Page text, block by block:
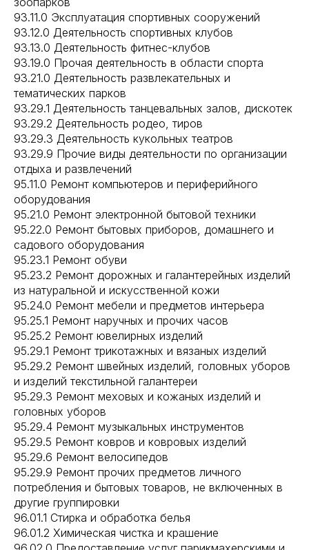
93.11.0 Эксплуатация спортивных сооружений
93.12.0 Деятельность спортивных клубов
93.13.0 Деятельность фитнес-клубов
93.19.0 Прочая деятельность в области спорта
93.21.0 Деятельность развлекательных и
тематических парков
93.29.1 Деятельность танцевальных залов, дискотек
93.29.2 Деятельность родео, тиров
93.29.3 Деятельность кукольных театров
93.29.9 Прочие виды деятельности по организации
отдыха и развлечений
95.11.0 Ремонт компьютеров и периферийного
оборудования
95.21.0 Ремонт электронной бытовой техники
95.22.0 Ремонт бытовых приборов, домашнего и
садового оборудования
95.23.1 Ремонт обуви
95.23.2 Ремонт дорожных и галантерейных изделий
из натуральной и искусственной кожи
95.24.0 Ремонт мебели и предметов интерьера
95.25.1 Ремонт наручных и прочих часов
95.25.2 Ремонт ювелирных изделий
95.29.1 Ремонт трикотажных и вязаных изделий
95.29.2 Ремонт швейных изделий, головных уборов
и изделий текстильной галантереи
95.29.3 Ремонт меховых и кожаных изделий и
головных уборов
95.29.4 Ремонт музыкальных инструментов
95.29.5 Ремонт ковров и ковровых изделий
95.29.6 Ремонт велосипедов
95.29.9 Ремонт прочих предметов личного
потребления и бытовых товаров, не включенных в
другие группировки
96.01.1 Стирка и обработка белья
96.01.2 Химическая чистка и крашение